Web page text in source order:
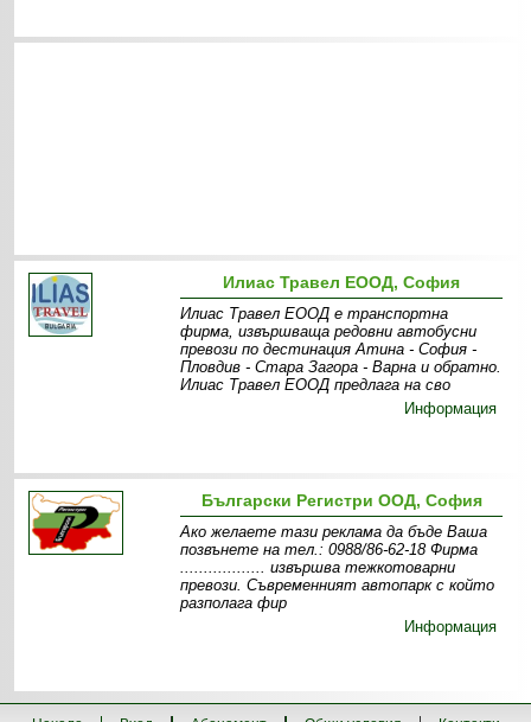
Илиас Травел ЕООД, София
Илиас Травел ЕООД е транспортна
фирма, извършваща редовни автобусни
превози по дестинация Атина - София -
Пловдив - Стара Загора - Варна и обратно.
Илиас Травел ЕООД предлага на сво
Информация
Български Регистри ООД, София
Ако желаете тази реклама да бъде Ваша
позвънете на тел.: 0988/86-62-18 Фирма
.................. извършва тежкотоварни
превози. Съвременният автопарк с който
разполага фир
Информация